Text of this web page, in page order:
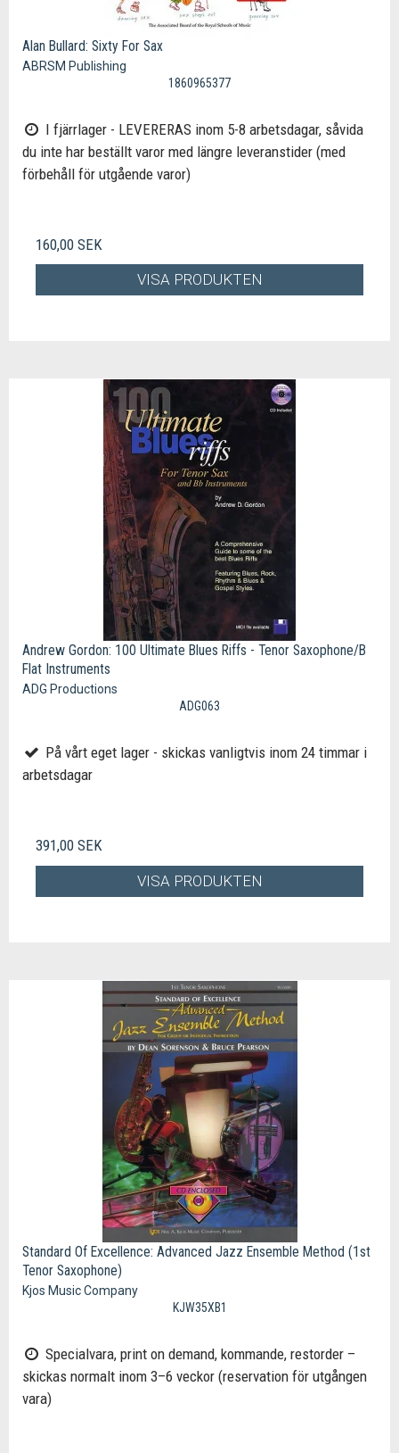
Alan Bullard: Sixty For Sax
ABRSM Publishing
1860965377
I fjärrlager - LEVERERAS inom 5-8 arbetsdagar, såvida
du inte har beställt varor med längre leveranstider (med
förbehåll för utgående varor)
160,00 SEK
VISA PRODUKTEN
Andrew Gordon: 100 Ultimate Blues Riffs - Tenor Saxophone/B
Flat Instruments
ADG Productions
ADG063
På vårt eget lager - skickas vanligtvis inom 24 timmar i
arbetsdagar
391,00 SEK
VISA PRODUKTEN
Standard Of Excellence: Advanced Jazz Ensemble Method (1st
Tenor Saxophone)
Kjos Music Company
KJW35XB1
Specialvara, print on demand, kommande, restorder –
skickas normalt inom 3–6 veckor (reservation för utgången
vara)